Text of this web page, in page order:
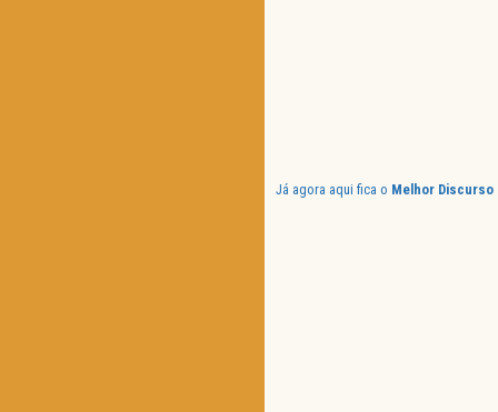
Já agora aqui fica o Melhor Discurso